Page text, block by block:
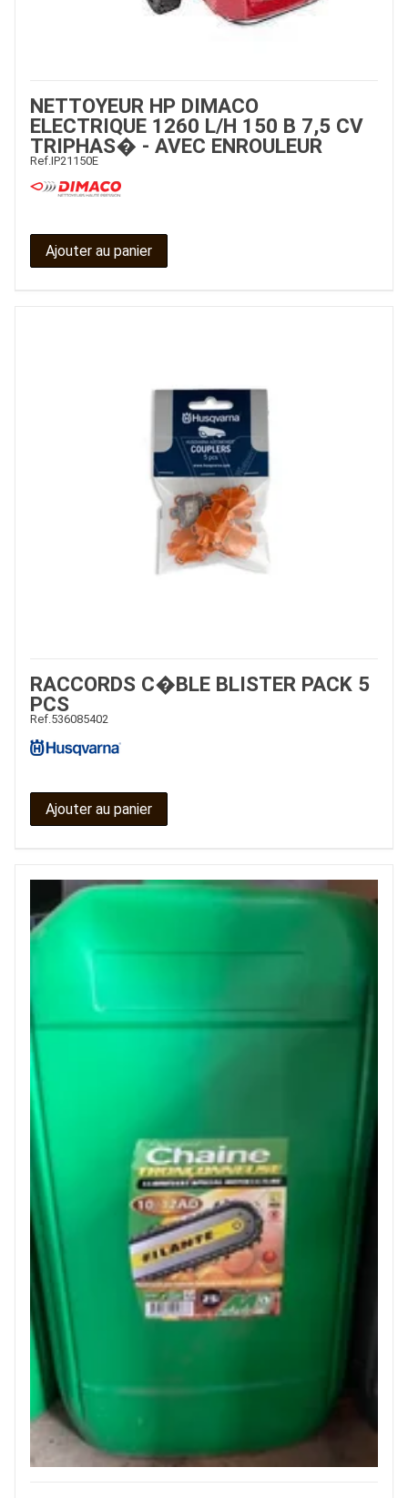
JOUET
NETTOYEUR HP DIMACO
ELECTRIQUE 1260 L/H 150 B 7,5 CV
TRIPHAS� - AVEC ENROULEUR
Ref.IP21150E
Ajouter au panier
RACCORDS C�BLE BLISTER PACK 5
PCS
Ref. 536085402
Ajouter au panier